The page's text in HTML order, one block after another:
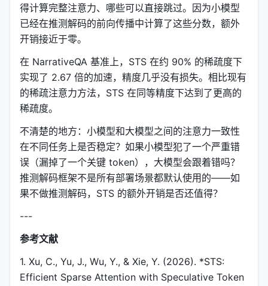
得计算完整注意力、哪些可以直接跳过。因为小模型
已经在推测解码的前向传播中计算了这些分数，额外
开销接近于零。
在 NarrativeQA 基准上，STS 在约 90% 的稀疏度下
实现了 2.67 倍的加速，精度几乎没有损失。相比现有
的稀疏注意力方法，STS 在同等精度下达到了更高的
稀疏度。
不清楚的地方：小模型和大模型之间的注意力一致性
在不同任务上是否稳定？如果小模型犯了一个严重错
误（漏掉了一个关键 token），大模型会跟着错吗？
推测解码框架不是所有部署场景都默认使用的——如
果不做推测解码，STS 的额外开销是否还值得？
---
参考文献
1. Xu, C., Yu, J., Wu, Y., & Xie, Y. (2026). *STS:
Efficient Sparse Attention with Speculative Token